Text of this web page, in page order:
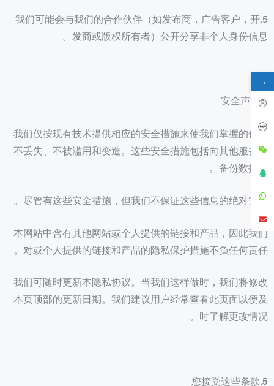
5.我们可能会与我们的合作伙伴（如发布商，广告客户，开
发商或版权所有者）公开分享非个人身份信息。
我们仅按现有技术提供相应的安全措施来使我们掌握的信息
不丢失、不被滥用和变造。这些安全措施包括向其他服务器
备份数据等。
尽管有这些安全措施，但我们不保证这些信息的绝对安全。
本网站中含有其他网站或个人提供的链接和产品，因此我们
对或个人提供的链接和产品的隐私保护措施不负任何责任。
我们可随时更新本隐私协议。当我们这样做时，我们将修改
本页顶部的更新日期。我们建议用户经常查看此页面以便及
时了解更改情况。
→